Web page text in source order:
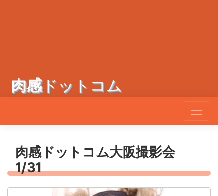
肉感ドットコム
肉感ドットコム大阪撮影会
1/31